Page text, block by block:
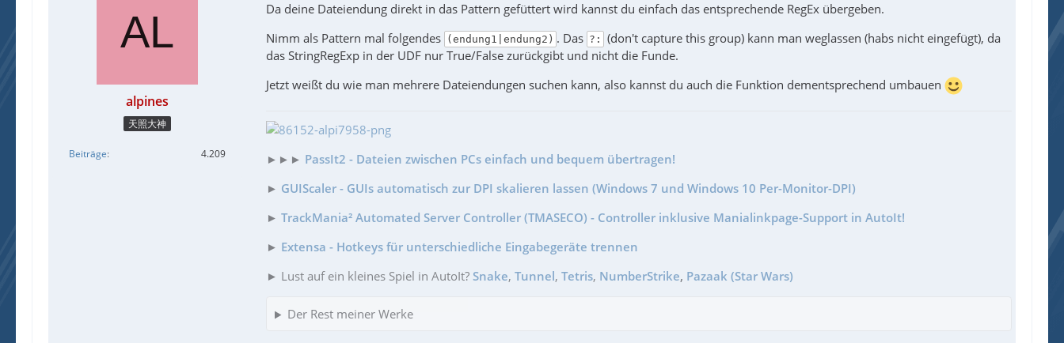
            If StringRegExp($sPath & $sFile, $sPattern) And ($iFlag = 0 Or $iFlag = 2) Then $sReturn &= $sP
alpines
天照大神
Beiträge 4.209
Da deine Dateiendung direkt in das Pattern gefüttert wird kannst du einfach das entsprechende RegEx übergeben.
Nimm als Pattern mal folgendes (endung1|endung2) . Das ?:
(don't capture this group) kann man weglassen (habs nicht eingefügt), da
das StringRegExp in der UDF nur True/False zurückgibt und nicht die Funde.
Jetzt weißt du wie man mehrere Dateiendungen suchen kann, also kannst du auch die Funktion dementsprechend umbauen
►►► PassIt2 - Dateien zwischen PCs einfach und bequem übertragen!
► GUIScaler - GUIs automatisch zur DPI skalieren lassen (Windows 7 und Windows 10 Per-Monitor-DPI)
► TrackMania² Automated Server Controller (TMASECO) - Controller inklusive Manialinkpage-Support in AutoIt!
► Extensa - Hotkeys für unterschiedliche Eingabegeräte trennen
► Lust auf ein kleines Spiel in AutoIt? Snake, Tunnel, Tetris, NumberStrike, Pazaak (Star Wars)
Der Rest meiner Werke